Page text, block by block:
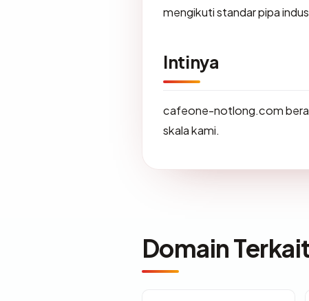
mengikuti standar pipa
Intinya
cafeone-notlong.com
skala kami.
Domain Terkait